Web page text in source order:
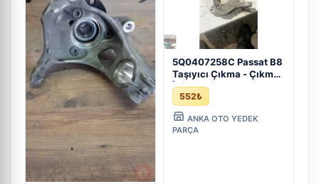
5Q0407258C Passat B8
Taşıyıcı Çıkma - Çıkma
İzmir
552₺
ANKA OTO YEDEK
PARÇA